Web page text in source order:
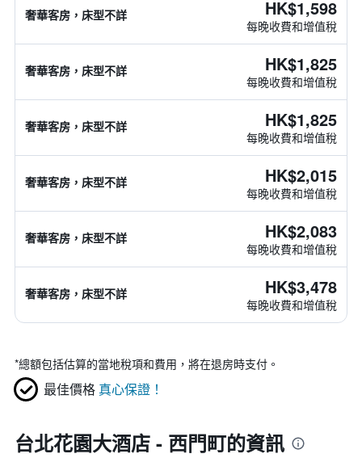
奢華客房，床型不詳 HK$1,598
每晚收費和增值稅
奢華客房，床型不詳 HK$1,825
每晚收費和增值稅
奢華客房，床型不詳 HK$1,825
每晚收費和增值稅
奢華客房，床型不詳 HK$2,015
每晚收費和增值稅
奢華客房，床型不詳 HK$2,083
每晚收費和增值稅
奢華客房，床型不詳 HK$3,478
每晚收費和增值稅
*總額包括估算的當地稅項和費用，將在退房時支付。
最佳價格 真心保證！
台北花園大酒店 - 西門町的資訊